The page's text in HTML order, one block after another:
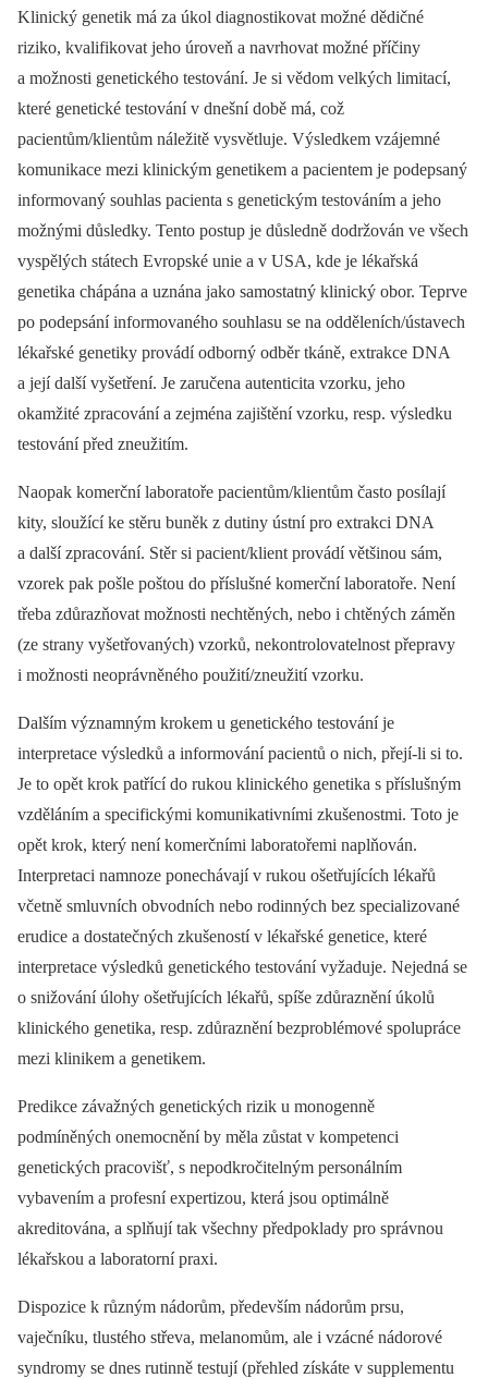
Klinický genetik má za úkol diagnostikovat možné dědičné
riziko, kvalifikovat jeho úroveň a navrhovat možné příčiny
a možnosti genetického testování. Je si vědom velkých limitací,
které genetické testování v dnešní době má, což
pacientům/klientům náležitě vysvětluje. Výsledkem vzájemné
komunikace mezi klinickým genetikem a pacientem je podepsaný
informovaný souhlas pacienta s genetickým testováním a jeho
možnými důsledky. Tento postup je důsledně dodržován ve všech
vyspělých státech Evropské unie a v USA, kde je lékařská
genetika chápána a uznána jako samostatný klinický obor. Teprve
po podepsání informovaného souhlasu se na odděleních/ústavech
lékařské genetiky provádí odborný odběr tkáně, extrakce DNA
a její další vyšetření. Je zaručena autenticita vzorku, jeho
okamžité zpracování a zejména zajištění vzorku, resp. výsledku
testování před zneužitím.
Naopak komerční laboratoře pacientům/klientům často posílají
kity, sloužící ke stěru buněk z dutiny ústní pro extrakci DNA
a další zpracování. Stěr si pacient/klient provádí většinou sám,
vzorek pak pošle poštou do příslušné komerční laboratoře. Není
třeba zdůrazňovat možnosti nechtěných, nebo i chtěných záměn
(ze strany vyšetřovaných) vzorků, nekontrolovatelnost přepravy
i možnosti neoprávněného použití/zneužití vzorku.
Dalším významným krokem u genetického testování je
interpretace výsledků a informování pacientů o nich, přejí-li si to.
Je to opět krok patřící do rukou klinického genetika s příslušným
vzděláním a specifickými komunikativními zkušenostmi. Toto je
opět krok, který není komerčními laboratořemi naplňován.
Interpretaci namnoze ponechávají v rukou ošetřujících lékařů
včetně smluvních obvodních nebo rodinných bez specializované
erudice a dostatečných zkušeností v lékařské genetice, které
interpretace výsledků genetického testování vyžaduje. Nejedná se
o snižování úlohy ošetřujících lékařů, spíše zdůraznění úkolů
klinického genetika, resp. zdůraznění bezproblémové spolupráce
mezi klinikem a genetikem.
Predikce závažných genetických rizik u monogenně
podmíněných onemocnění by měla zůstat v kompetenci
genetických pracovišť, s nepodkročitelným personálním
vybavením a profesní expertizou, která jsou optimálně
akreditována, a splňují tak všechny předpoklady pro správnou
lékařskou a laboratorní praxi.
Dispozice k různým nádorům, především nádorům prsu,
vaječníku, tlustého střeva, melanomům, ale i vzácné nádorové
syndromy se dnes rutinně testují (přehled získáte v supplementu